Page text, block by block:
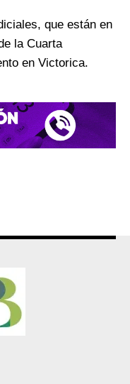
que están en
la Cuarta
en Victorica.